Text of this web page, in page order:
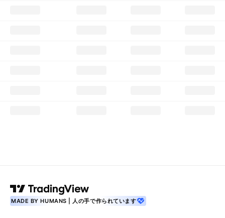
MADE BY HUMANS | 人の手で作られています